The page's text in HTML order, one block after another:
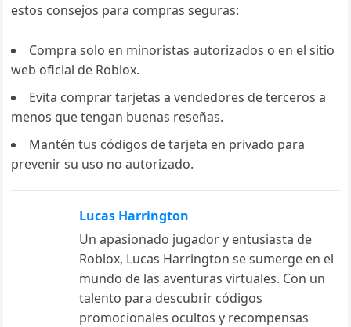
estos consejos para compras seguras:
Compra solo en minoristas autorizados o en el sitio
web oficial de Roblox.
Evita comprar tarjetas a vendedores de terceros a
menos que tengan buenas reseñas.
Mantén tus códigos de tarjeta en privado para
prevenir su uso no autorizado.
Lucas Harrington
Un apasionado jugador y entusiasta de
Roblox, Lucas Harrington se sumerge en el
mundo de las aventuras virtuales. Con un
talento para descubrir códigos
promocionales ocultos y recompensas